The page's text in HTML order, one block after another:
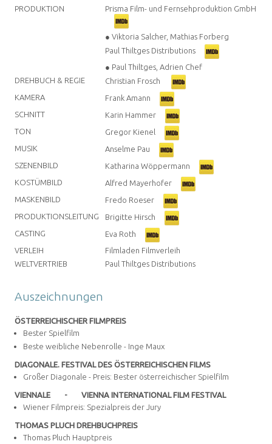
PRODUKTION Prisma Film- und Fernsehproduktion GmbH
● Viktoria Salcher, Mathias Forberg
Paul Thiltges Distributions
● Paul Thiltges, Adrien Chef
DREHBUCH & REGIE
Christian Frosch
KAMERA
Frank Amann
SCHNITT
Karin Hammer
TON
Gregor Kienel
MUSIK
Anselme Pau
SZENENBILD
Katharina Wöppermann
KOSTÜMBILD
Alfred Mayerhofer
MASKENBILD
Fredo Roeser
PRODUKTIONSLEITUNG
Brigitte Hirsch
CASTING
Eva Roth
VERLEIH
Filmladen Filmverleih
WELTVERTRIEB
Paul Thiltges Distributions
Auszeichnungen
ÖSTERREICHISCHER FILMPREIS
Bester Spielfilm
Beste weibliche Nebenrolle - Inge Maux
DIAGONALE. FESTIVAL DES ÖSTERREICHISCHEN FILMS
Großer Diagonale - Preis: Bester österreichischer Spielfilm
VIENNALE -
VIENNA INTERNATIONAL FILM FESTIVAL
Wiener Filmpreis: Spezialpreis der Jury
THOMAS PLUCH DREHBUCHPREIS
Thomas Pluch Hauptpreis